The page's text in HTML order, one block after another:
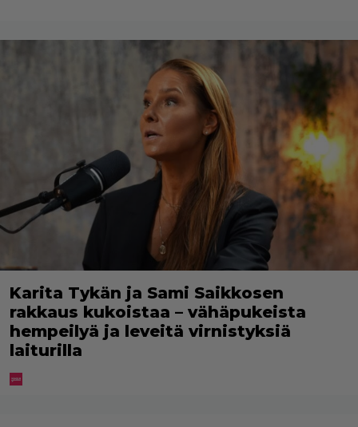
Karita Tykän ja Sami Saikkosen
rakkaus kukoistaa – vähäpukeista
hempeilyä ja leveitä virnistyksiä
laiturilla